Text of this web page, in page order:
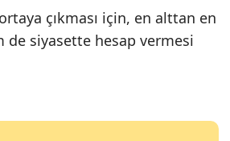
çıkması için, en alttan en
siyasette hesap vermesi